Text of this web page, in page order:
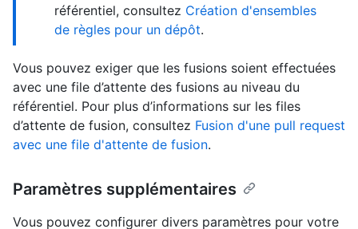
référentiel, consultez Création d'ensembles
de règles pour un dépôt.
Vous pouvez exiger que les fusions soient effectuées
avec une file d’attente des fusions au niveau du
référentiel. Pour plus d’informations sur les files
d’attente de fusion, consultez Fusion d'une pull request
avec une file d'attente de fusion.
Paramètres supplémentaires
Vous pouvez configurer divers paramètres pour votre